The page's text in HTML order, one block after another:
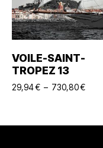
Choix Des Options
VOILE-SAINT-
TROPEZ 13
29,94€ – 730,80€